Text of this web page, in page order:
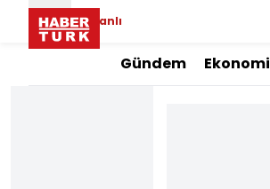
Canlı
Gündem Ekonomi